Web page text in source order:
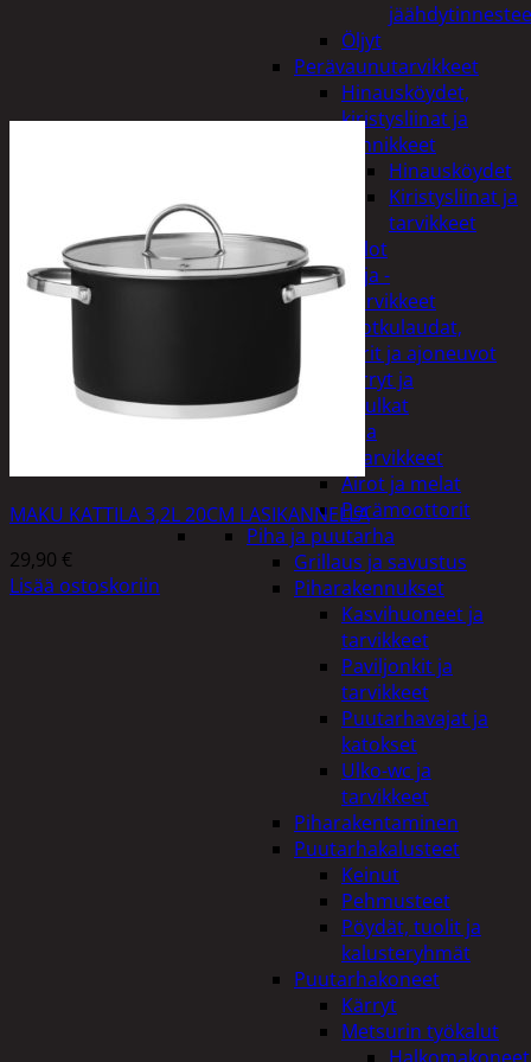
Öljyt
Perävaunutarvikkeet
Hinausköydet,
kiristysliinat ja
kiinnikkeet
Hinausköydet
Kiristysliinat ja
tarvikkeet
Valot
Rengas ja -
vannetarvikkeet
Sähköpotkulaudat,
skootterit ja ajoneuvot
Tukkikärryt ja
juontopulkat
Veneet ja
veneilytarvikkeet
Airot ja melat
Perämoottorit
Piha ja puutarha
Grillaus ja savustus
Piharakennukset
Kasvihuoneet ja
tarvikkeet
Paviljonkit ja
tarvikkeet
Puutarhavajat ja
katokset
Ulko-wc ja
tarvikkeet
Piharakentaminen
Puutarhakalusteet
Keinut
Pehmusteet
Pöydät, tuolit ja
kalusteryhmät
Puutarhakoneet
Kärryt
Metsurin työkalut
MAKU KATTILA 3,2L 20CM LASIKANNELLA
29,90 €
Lisää ostoskoriin